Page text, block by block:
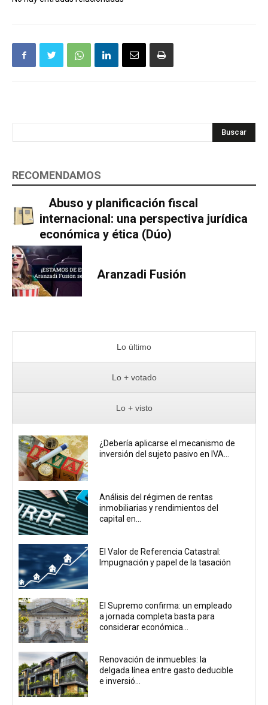
Buscar
RECOMENDAMOS
Abuso y planificación fiscal
internacional: una perspectiva jurídica
económica y ética (Dúo)
Aranzadi Fusión
Lo último
Lo + votado
Lo + visto
¿Debería aplicarse el mecanismo de
inversión del sujeto pasivo en IVA...
Análisis del régimen de rentas
inmobiliarias y rendimientos del
capital en...
El Valor de Referencia Catastral:
Impugnación y papel de la tasación
El Supremo confirma: un empleado
a jornada completa basta para
considerar económica...
Renovación de inmuebles: la
delgada línea entre gasto deducible
e inversió...